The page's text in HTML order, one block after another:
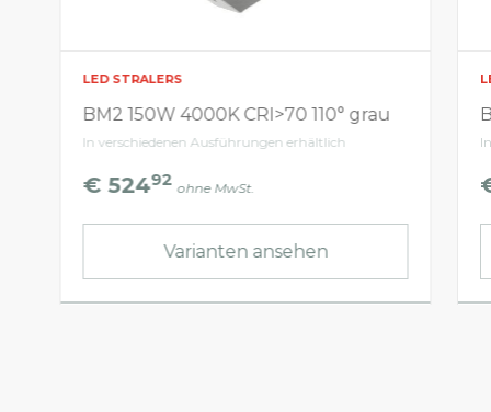
LED STRALERS
BM2 150W 4000K CRI>70 110° grau
In verschiedenen Ausführungen erhältlich
€ 52492 ohne MwSt.
Varianten ansehen